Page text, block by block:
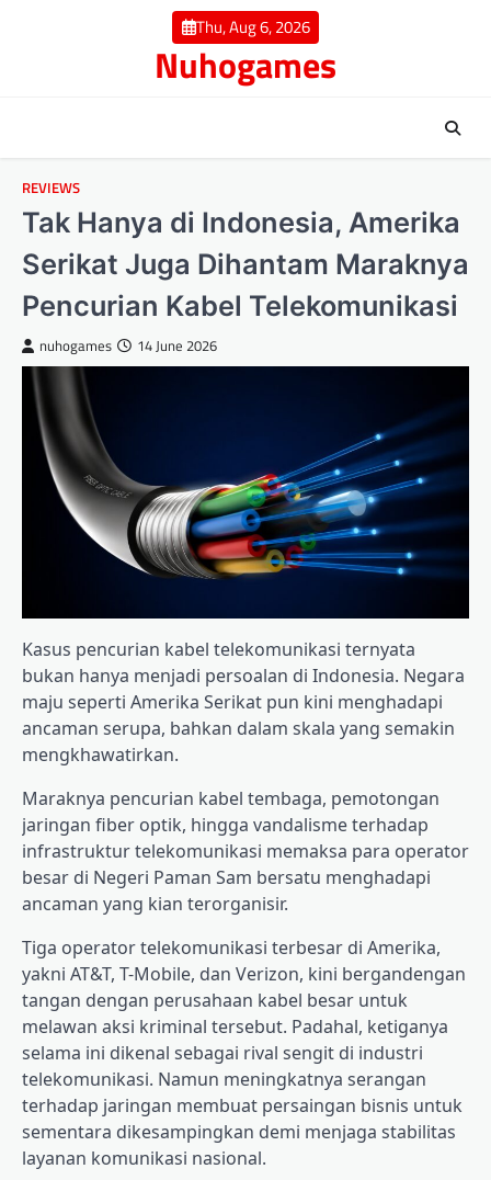
Thu, Aug 6, 2026
Nuhogames
REVIEWS
Tak Hanya di Indonesia, Amerika
Serikat Juga Dihantam Maraknya
Pencurian Kabel Telekomunikasi
nuhogames 14 June 2026
Kasus pencurian kabel telekomunikasi ternyata
bukan hanya menjadi persoalan di Indonesia. Negara
maju seperti Amerika Serikat pun kini menghadapi
ancaman serupa, bahkan dalam skala yang semakin
mengkhawatirkan.
Maraknya pencurian kabel tembaga, pemotongan
jaringan fiber optik, hingga vandalisme terhadap
infrastruktur telekomunikasi memaksa para operator
besar di Negeri Paman Sam bersatu menghadapi
ancaman yang kian terorganisir.
Tiga operator telekomunikasi terbesar di Amerika,
yakni AT&T, T-Mobile, dan Verizon, kini bergandengan
tangan dengan perusahaan kabel besar untuk
melawan aksi kriminal tersebut. Padahal, ketiganya
selama ini dikenal sebagai rival sengit di industri
telekomunikasi. Namun meningkatnya serangan
terhadap jaringan membuat persaingan bisnis untuk
sementara dikesampingkan demi menjaga stabilitas
layanan komunikasi nasional.